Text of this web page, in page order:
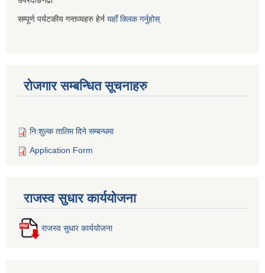
सम्पूर्ण पर्यटकीय गन्तव्यहरु हेर्न यहाँ क्लिक गर्नुहोस्
रोजगार सम्बन्धित सूचनाहरु
नि:शुल्क तालिम दिने सम्बन्धमा
Application Form
राजस्व सुधार कार्ययोजना
राजस्व सुधार कार्ययोजना